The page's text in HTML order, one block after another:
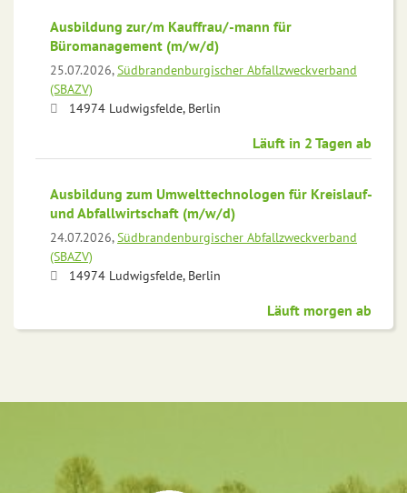
Ausbildung zur/m Kauffrau/-mann für
Büromanagement (m/w/d)
25.07.2026,Südbrandenburgischer Abfallzweckverband
(SBAZV)
14974 Ludwigsfelde, Berlin
Läuft in 2 Tagen ab
Ausbildung zum Umwelttechnologen für Kreislauf-
und Abfallwirtschaft (m/w/d)
24.07.2026,Südbrandenburgischer Abfallzweckverband
(SBAZV)
14974 Ludwigsfelde, Berlin
Läuft morgen ab